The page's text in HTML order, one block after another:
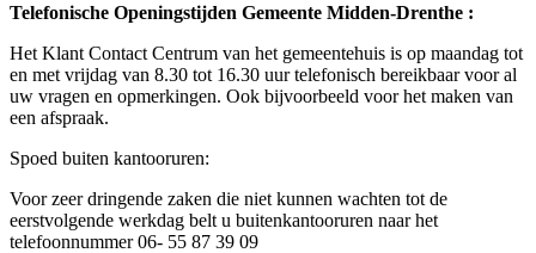
Telefonische Openingstijden Gemeente Midden-Drenthe :
Het Klant Contact Centrum van het gemeentehuis is op maandag tot
en met vrijdag van 8.30 tot 16.30 uur telefonisch bereikbaar voor al
uw vragen en opmerkingen. Ook bijvoorbeeld voor het maken van
een afspraak.
Spoed buiten kantooruren:
Voor zeer dringende zaken die niet kunnen wachten tot de
eerstvolgende werkdag belt u buitenkantooruren naar het
telefoonnummer 06- 55 87 39 09